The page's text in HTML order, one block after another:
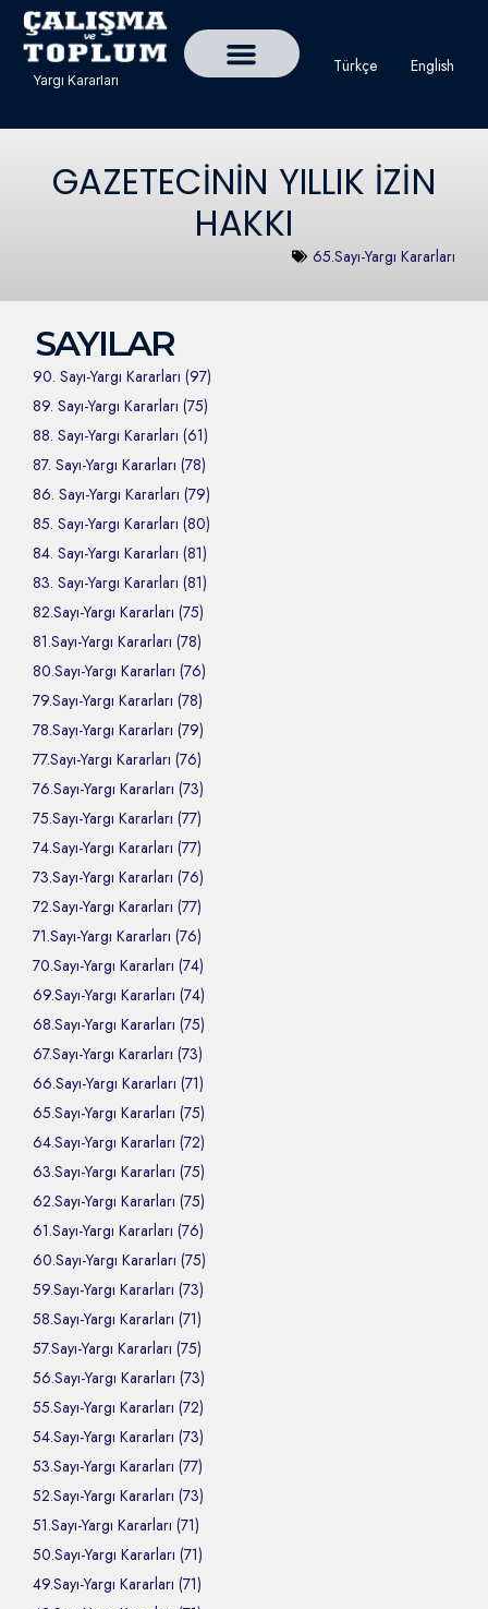
Türkçe English
Yargı Kararları
GAZETECİNİN YILLIK İZİN
HAKKI
65.Sayı-Yargı Kararları
SAYILAR
90. Sayı-Yargı Kararları (97)
89. Sayı-Yargı Kararları (75)
88. Sayı-Yargı Kararları (61)
87. Sayı-Yargı Kararları (78)
86. Sayı-Yargı Kararları (79)
85. Sayı-Yargı Kararları (80)
84. Sayı-Yargı Kararları (81)
83. Sayı-Yargı Kararları (81)
82.Sayı-Yargı Kararları (75)
81.Sayı-Yargı Kararları (78)
80.Sayı-Yargı Kararları (76)
79.Sayı-Yargı Kararları (78)
78.Sayı-Yargı Kararları (79)
77.Sayı-Yargı Kararları (76)
76.Sayı-Yargı Kararları (73)
75.Sayı-Yargı Kararları (77)
74.Sayı-Yargı Kararları (77)
73.Sayı-Yargı Kararları (76)
72.Sayı-Yargı Kararları (77)
71.Sayı-Yargı Kararları (76)
70.Sayı-Yargı Kararları (74)
69.Sayı-Yargı Kararları (74)
68.Sayı-Yargı Kararları (75)
67.Sayı-Yargı Kararları (73)
66.Sayı-Yargı Kararları (71)
65.Sayı-Yargı Kararları (75)
64.Sayı-Yargı Kararları (72)
63.Sayı-Yargı Kararları (75)
62.Sayı-Yargı Kararları (75)
61.Sayı-Yargı Kararları (76)
60.Sayı-Yargı Kararları (75)
59.Sayı-Yargı Kararları (73)
58.Sayı-Yargı Kararları (71)
57.Sayı-Yargı Kararları (75)
56.Sayı-Yargı Kararları (73)
55.Sayı-Yargı Kararları (72)
54.Sayı-Yargı Kararları (73)
53.Sayı-Yargı Kararları (77)
52.Sayı-Yargı Kararları (73)
51.Sayı-Yargı Kararları (71)
50.Sayı-Yargı Kararları (71)
49.Sayı-Yargı Kararları (71)